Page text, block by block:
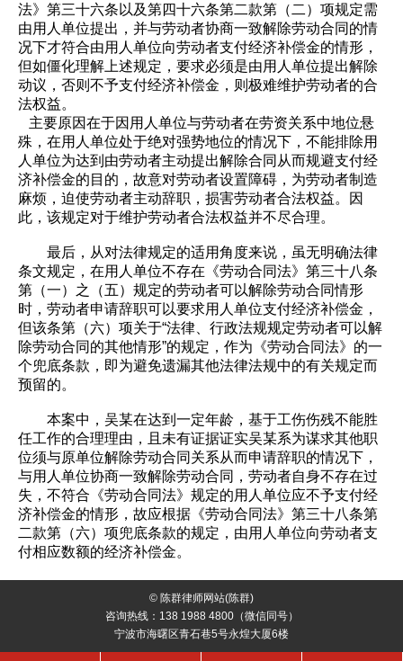
法》第三十六条以及第四十六条第二款第（二）项规定需
由用人单位提出，并与劳动者协商一致解除劳动合同的情
况下才符合由用人单位向劳动者支付经济补偿金的情形，
但如僵化理解上述规定，要求必须是由用人单位提出解除
动议，否则不予支付经济补偿金，则极难维护劳动者的合
法权益。
主要原因在于因用人单位与劳动者在劳资关系中地位悬
殊，在用人单位处于绝对强势地位的情况下，不能排除用
人单位为达到由劳动者主动提出解除合同从而规避支付经
济补偿金的目的，故意对劳动者设置障碍，为劳动者制造
麻烦，迫使劳动者主动辞职，损害劳动者合法权益。因
此，该规定对于维护劳动者合法权益并不尽合理。
最后，从对法律规定的适用角度来说，虽无明确法律
条文规定，在用人单位不存在《劳动合同法》第三十八条
第（一）之（五）规定的劳动者可以解除劳动合同情形
时，劳动者申请辞职可以要求用人单位支付经济补偿金，
但该条第（六）项关于“法律、行政法规规定劳动者可以解
除劳动合同的其他情形”的规定，作为《劳动合同法》的一
个兜底条款，即为避免遗漏其他法律法规中的有关规定而
预留的。
本案中，吴某在达到一定年龄，基于工伤伤残不能胜
任工作的合理理由，且未有证据证实吴某系为谋求其他职
位须与原单位解除劳动合同关系从而申请辞职的情况下，
与用人单位协商一致解除劳动合同，劳动者自身不存在过
失，不符合《劳动合同法》规定的用人单位应不予支付经
济补偿金的情形，故应根据《劳动合同法》第三十八条第
二款第（六）项兜底条款的规定，由用人单位向劳动者支
付相应数额的经济补偿金。
© 陈群律师网站(陈群)
咨询热线：138 1988 4800（微信同号）
宁波市海曙区青石巷5号永煌大厦6楼